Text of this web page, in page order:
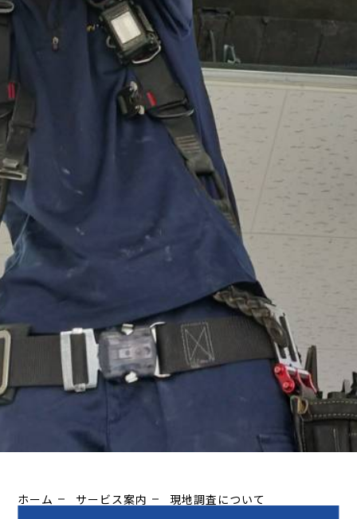
ホーム サービス案内 現地調査について